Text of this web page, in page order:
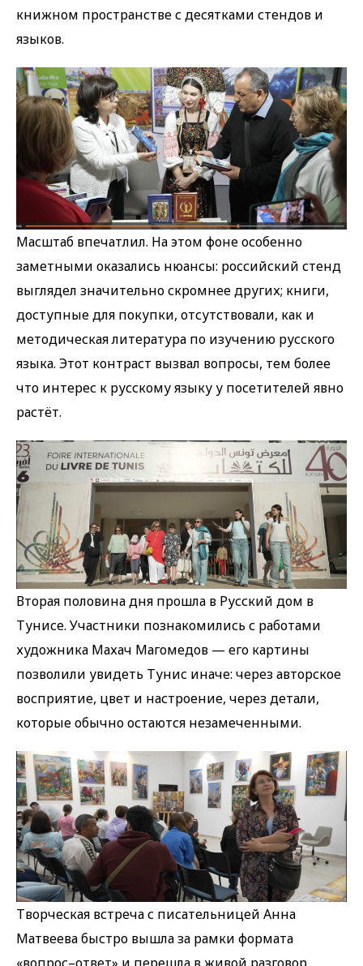
книжном пространстве с десятками стендов и
языков.
Масштаб впечатлил. На этом фоне особенно
заметными оказались нюансы: российский стенд
выглядел значительно скромнее других; книги,
доступные для покупки, отсутствовали, как и
методическая литература по изучению русского
языка. Этот контраст вызвал вопросы, тем более
что интерес к русскому языку у посетителей явно
растёт.
Вторая половина дня прошла в Русский дом в
Тунисе. Участники познакомились с работами
художника Махач Магомедов — его картины
позволили увидеть Тунис иначе: через авторское
восприятие, цвет и настроение, через детали,
которые обычно остаются незамеченными.
Творческая встреча с писательницей Анна
Матвеева быстро вышла за рамки формата